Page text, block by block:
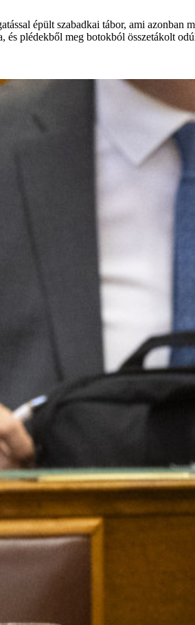
épült szabadkai tábor, ami azonban
és plédekből meg botokból összetákolt